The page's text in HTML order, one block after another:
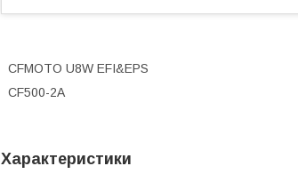
CFMOTO U8W EFI&EPS
CF500-2A
Характеристики